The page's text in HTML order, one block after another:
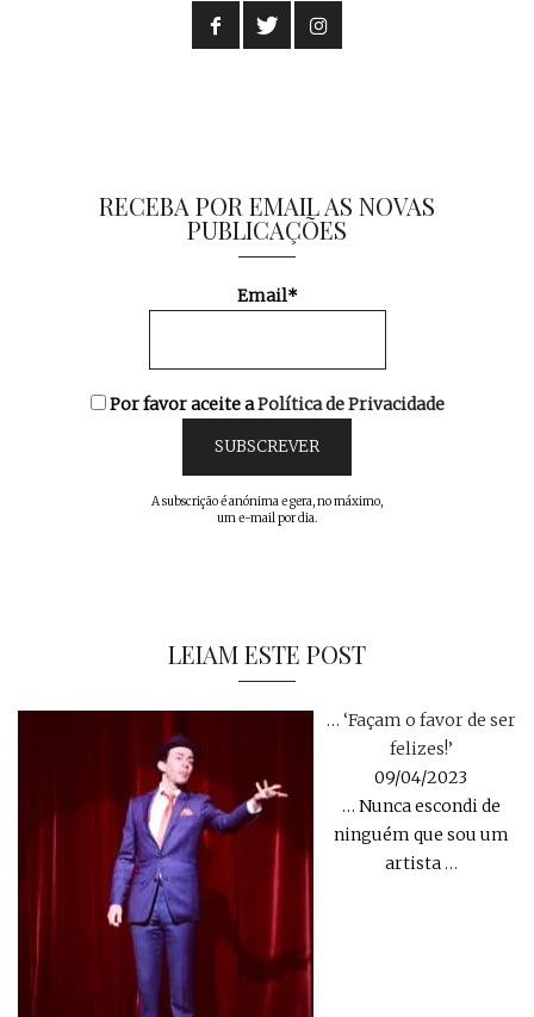
RECEBA POR EMAIL AS NOVAS
PUBLICAÇÕES
Email*
Por favor aceite aPolítica de Privacidade
A subscrição é anónima e gera, no máximo,
um e-mail por dia.
LEIAM ESTE POST
… ‘Façam o favor de ser
felizes!’
09/04/2023
… Nunca escondi de
ninguém que sou um
artista…